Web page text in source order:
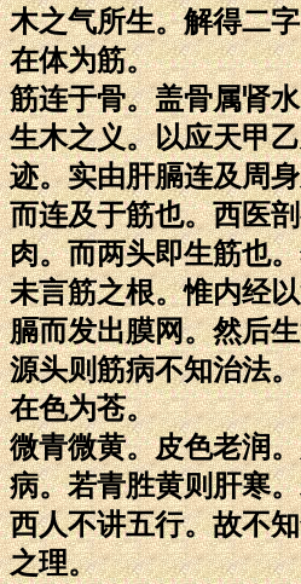
木之气所生。解得二
在体为筋。
筋连于骨。盖骨属肾
生木之义。以应天甲
迹。实由肝膈连及周
而连及于筋也。西医
肉。而两头即生筋也
未言筋之根。惟内经
膈而发出膜网。然后
源头则筋病不知治法。
在色为苍。
微青微黄。皮色老润
病。若青胜黄则肝寒
西人不讲五行。故不
之理。